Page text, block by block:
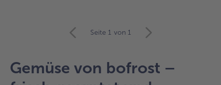
Übersicht.
Seite 1 von 1
Gemüse von bofrost –